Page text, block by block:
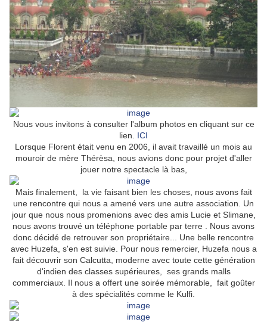
Nous vous invitons à consulter l'album photos en cliquant sur ce
lien. ICI
Lorsque Florent était venu en 2006, il avait travaillé un mois au
mouroir de mère Thérèsa, nous avions donc pour projet d'aller
jouer notre spectacle là bas,
Mais finalement, la vie faisant bien les choses, nous avons fait
une rencontre qui nous a amené vers une autre association. Un
jour que nous nous promenions avec des amis Lucie et Slimane,
nous avons trouvé un téléphone portable par terre . Nous avons
donc décidé de retrouver son propriétaire... Une belle rencontre
avec Huzefa, s'en est suivie. Pour nous remercier, Huzefa nous a
fait découvrir son Calcutta, moderne avec toute cette génération
d'indien des classes supérieures, ses grands malls
commerciaux. Il nous a offert une soirée mémorable, fait goûter
à des spécialités comme le Kulfi.